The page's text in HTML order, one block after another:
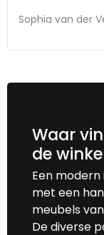
Sophia van der
Waar
de
Een
met een
meubels
De diverse